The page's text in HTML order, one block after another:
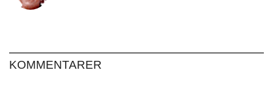
KOMMENTARER